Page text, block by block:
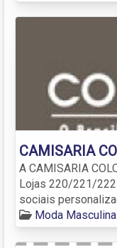
CAMISARIA
A CAMISARIA
Lojas 220/221/222
sociais
Moda